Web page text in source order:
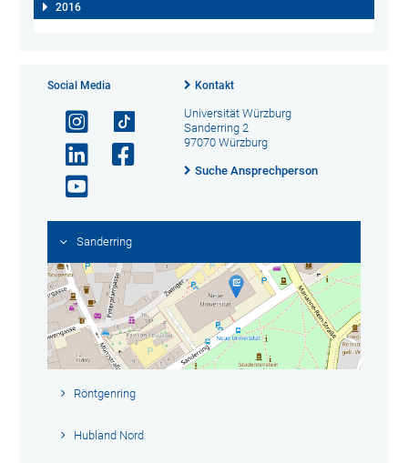
2016
Social Media Kontakt
Universität Würzburg
Sanderring 2
97070 Würzburg
Suche Ansprechperson
Sanderring
Röntgenring
Hubland Nord